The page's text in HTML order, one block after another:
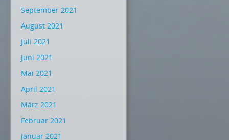
September 2021
August 2021
Juli 2021
Juni 2021
Mai 2021
April 2021
März 2021
Februar 2021
Januar 2021